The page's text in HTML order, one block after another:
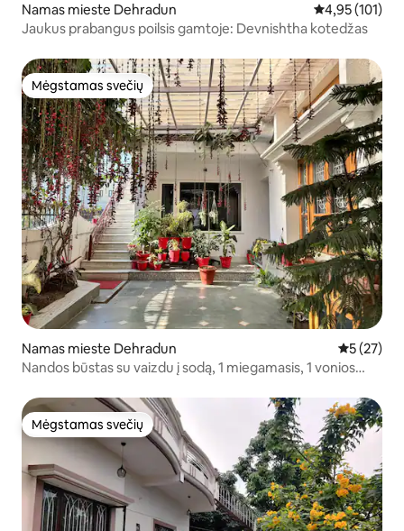
Namas mieste Dehradun Vidutinis
4,95 (101)
Jaukus prabangus poilsis gamtoje: Devnishtha kotedžas
Mėgstamas svečių
Mėgstamas svečių
Namas mieste Dehradun Vidutinis
5 (27)
Nandos būstas su vaizdu į sodą, 1 miegamasis, 1 vonios
Mėgstamas svečių
Mėgstamas svečių